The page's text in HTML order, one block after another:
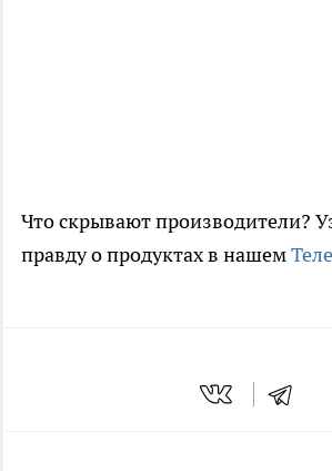
Что скрывают производители?
правду о продуктах в нашем